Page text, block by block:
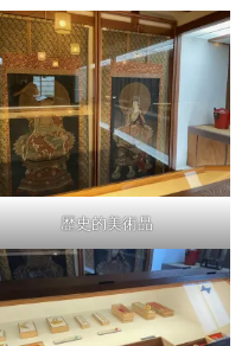
歴史的美術品